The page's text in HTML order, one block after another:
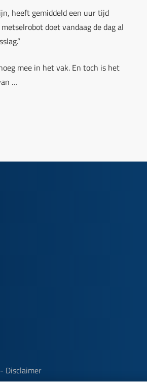
heeft gemiddeld een uur tijd
doet vandaag de dag al
mee in het vak. En toch is het
…
- Disclaimer